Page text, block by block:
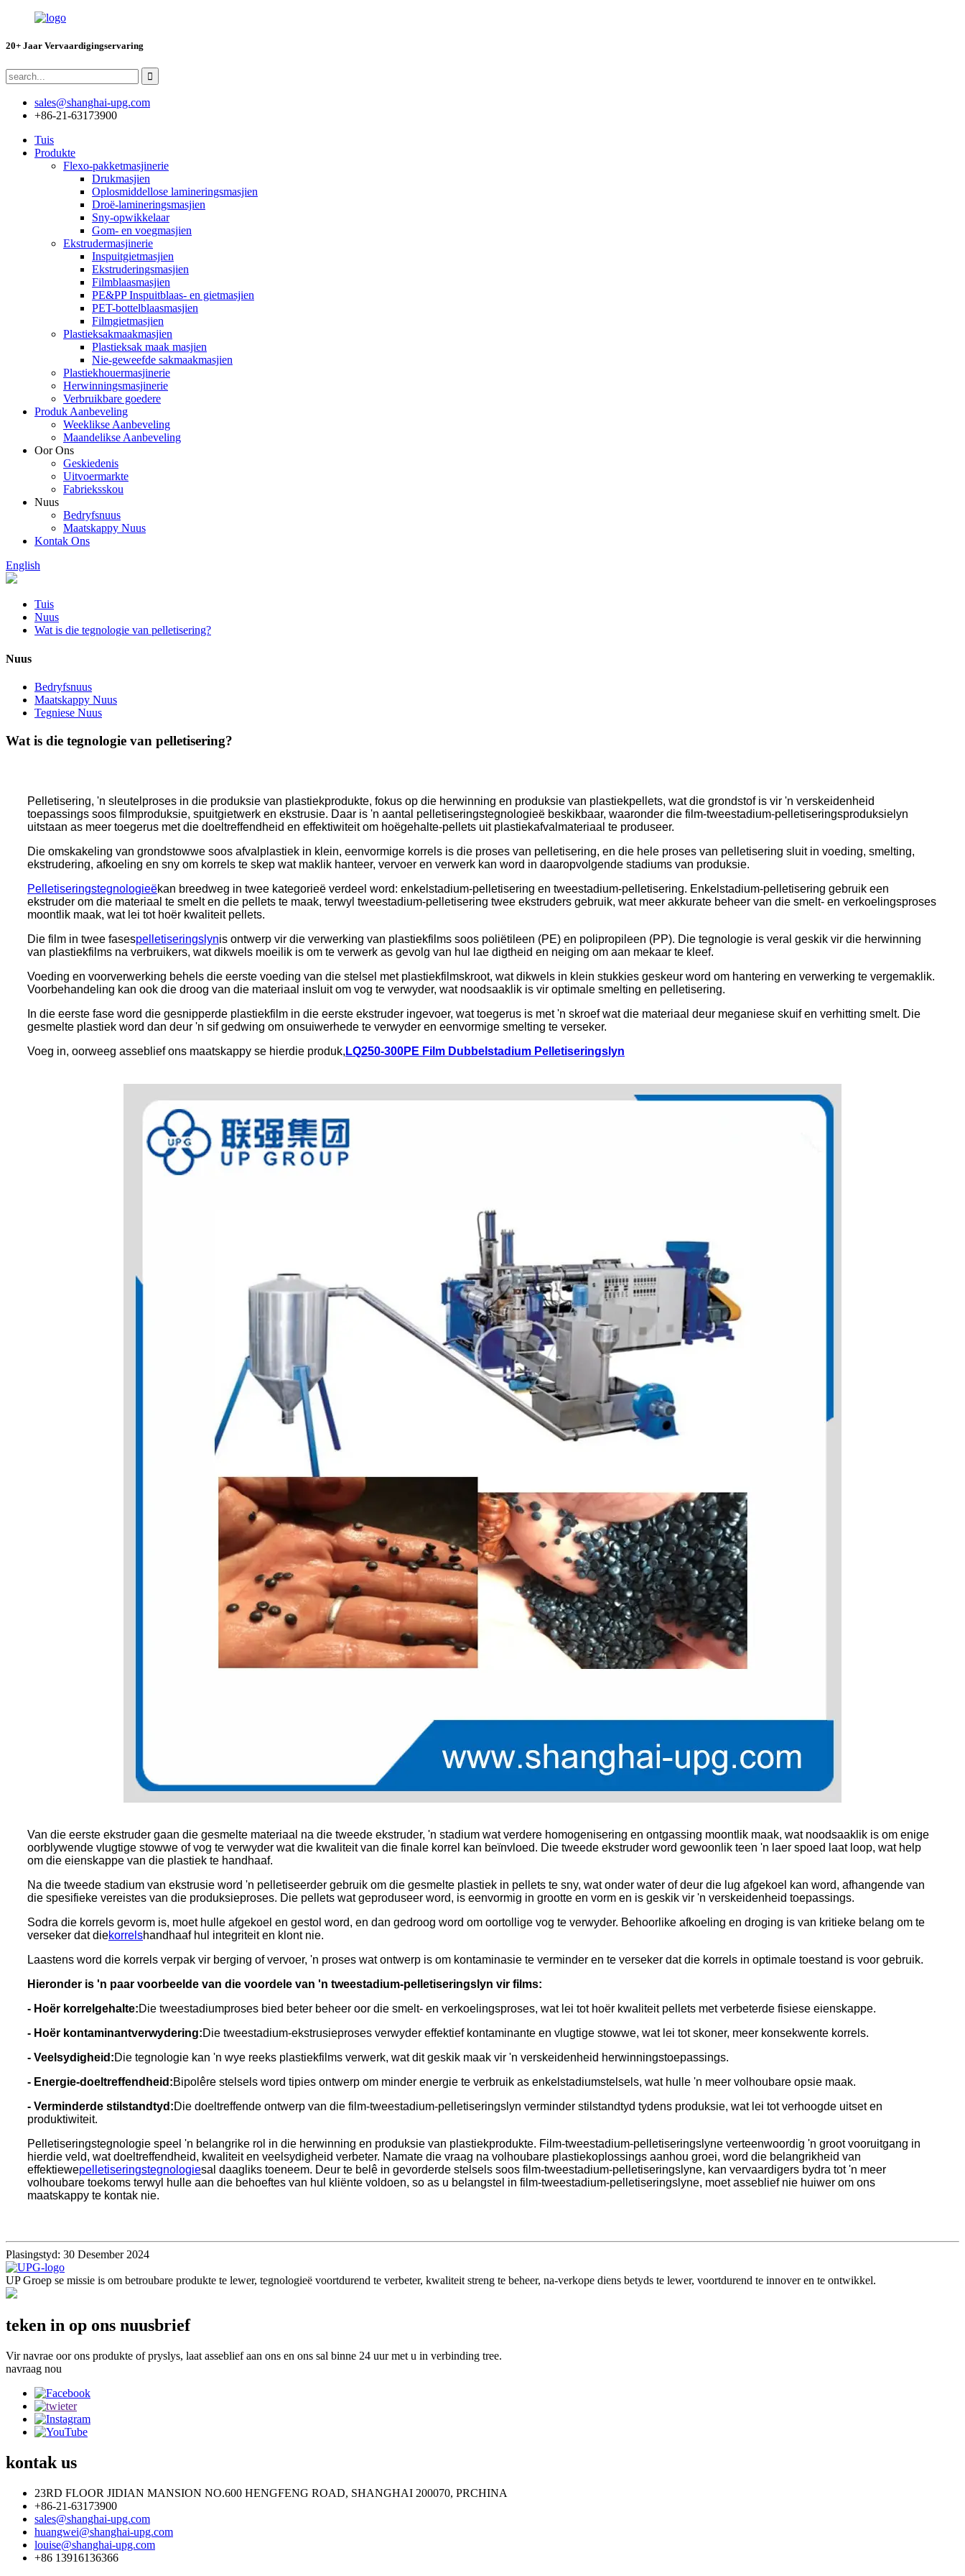
20+ Jaar Vervaardigingservaring
sales@shanghai-upg.com
+86-21-63173900
Tuis
Produkte
Flexo-pakketmasjinerie
Drukmasjien
Oplosmiddellose lamineringsmasjien
Droë-lamineringsmasjien
Sny-opwikkelaar
Gom- en voegmasjien
Ekstrudermasjinerie
Inspuitgietmasjien
Ekstruderingsmasjien
Filmblaasmasjien
PE&PP Inspuitblaas- en gietmasjien
PET-bottelblaasmasjien
Filmgietmasjien
Plastieksakmaakmasjien
Plastieksak maak masjien
Nie-geweefde sakmaakmasjien
Plastiekhouermasjinerie
Herwinningsmasjinerie
Verbruikbare goedere
Produk Aanbeveling
Weeklikse Aanbeveling
Maandelikse Aanbeveling
Oor Ons
Geskiedenis
Uitvoermarkte
Fabrieksskou
Nuus
Bedryfsnuus
Maatskappy Nuus
Kontak Ons
English
Tuis
Nuus
Wat is die tegnologie van pelletisering?
Nuus
Bedryfsnuus
Maatskappy Nuus
Tegniese Nuus
Wat is die tegnologie van pelletisering?
Pelletisering, 'n sleutelproses in die produksie van plastiekprodukte, fokus op die herwinning en produksie van plastiekpellets, wat die grondstof is vir 'n verskeidenheid
toepassings soos filmproduksie, spuitgietwerk en ekstrusie. Daar is 'n aantal pelletiseringstegnologieë beskikbaar, waaronder die film-tweestadium-pelletiseringsproduksielyn
uitstaan ​​as meer toegerus met die doeltreffendheid en effektiwiteit om hoëgehalte-pellets uit plastiekafvalmateriaal te produseer.
Die omskakeling van grondstowwe soos afvalplastiek in klein, eenvormige korrels is die proses van pelletisering, en die hele proses van pelletisering sluit in voeding, smelting,
ekstrudering, afkoeling en sny om korrels te skep wat maklik hanteer, vervoer en verwerk kan word in daaropvolgende stadiums van produksie.
Pelletiseringstegnologieëkan breedweg in twee kategorieë verdeel word: enkelstadium-pelletisering en tweestadium-pelletisering. Enkelstadium-pelletisering gebruik een
ekstruder om die materiaal te smelt en die pellets te maak, terwyl tweestadium-pelletisering twee ekstruders gebruik, wat meer akkurate beheer van die smelt- en verkoelingsproses
moontlik maak, wat lei tot hoër kwaliteit pellets.
Die film in twee fasespelletiseringslynis ontwerp vir die verwerking van plastiekfilms soos poliëtileen (PE) en polipropileen (PP). Die tegnologie is veral geskik vir die herwinning
van plastiekfilms na verbruikers, wat dikwels moeilik is om te verwerk as gevolg van hul lae digtheid en neiging om aan mekaar te kleef.
Voeding en voorverwerking behels die eerste voeding van die stelsel met plastiekfilmskroot, wat dikwels in klein stukkies geskeur word om hantering en verwerking te vergemaklik.
Voorbehandeling kan ook die droog van die materiaal insluit om vog te verwyder, wat noodsaaklik is vir optimale smelting en pelletisering.
In die eerste fase word die gesnipperde plastiekfilm in die eerste ekstruder ingevoer, wat toegerus is met 'n skroef wat die materiaal deur meganiese skuif en verhitting smelt. Die
gesmelte plastiek word dan deur 'n sif gedwing om onsuiwerhede te verwyder en eenvormige smelting te verseker.
Voeg in, oorweeg asseblief ons maatskappy se hierdie produk, LQ250-300PE Film Dubbelstadium Pelletiseringslyn
Van die eerste ekstruder gaan die gesmelte materiaal na die tweede ekstruder, 'n stadium wat verdere homogenisering en ontgassing moontlik maak, wat noodsaaklik is om enige
oorblywende vlugtige stowwe of vog te verwyder wat die kwaliteit van die finale korrel kan beïnvloed. Die tweede ekstruder word gewoonlik teen 'n laer spoed laat loop, wat help
om die eienskappe van die plastiek te handhaaf.
Na die tweede stadium van ekstrusie word 'n pelletiseerder gebruik om die gesmelte plastiek in pellets te sny, wat onder water of deur die lug afgekoel kan word, afhangende van
die spesifieke vereistes van die produksieproses. Die pellets wat geproduseer word, is eenvormig in grootte en vorm en is geskik vir 'n verskeidenheid toepassings.
Sodra die korrels gevorm is, moet hulle afgekoel en gestol word, en dan gedroog word om oortollige vog te verwyder. Behoorlike afkoeling en droging is van kritieke belang om te
verseker dat diekorrelshandhaaf hul integriteit en klont nie.
Laastens word die korrels verpak vir berging of vervoer, 'n proses wat ontwerp is om kontaminasie te verminder en te verseker dat die korrels in optimale toestand is voor gebruik.
Hieronder is 'n paar voorbeelde van die voordele van 'n tweestadium-pelletiseringslyn vir films:
- Hoër korrelgehalte:Die tweestadiumproses bied beter beheer oor die smelt- en verkoelingsproses, wat lei tot hoër kwaliteit pellets met verbeterde fisiese eienskappe.
- Hoër kontaminantverwydering:Die tweestadium-ekstrusieproses verwyder effektief kontaminante en vlugtige stowwe, wat lei tot skoner, meer konsekwente korrels.
- Veelsydigheid:Die tegnologie kan 'n wye reeks plastiekfilms verwerk, wat dit geskik maak vir 'n verskeidenheid herwinningstoepassings.
- Energie-doeltreffendheid:Bipolêre stelsels word tipies ontwerp om minder energie te verbruik as enkelstadiumstelsels, wat hulle 'n meer volhoubare opsie maak.
- Verminderde stilstandtyd:Die doeltreffende ontwerp van die film-tweestadium-pelletiseringslyn verminder stilstandtyd tydens produksie, wat lei tot verhoogde uitset en
produktiwiteit.
Pelletiseringstegnologie speel 'n belangrike rol in die herwinning en produksie van plastiekprodukte. Film-tweestadium-pelletiseringslyne verteenwoordig 'n groot vooruitgang in
hierdie veld, wat doeltreffendheid, kwaliteit en veelsydigheid verbeter. Namate die vraag na volhoubare plastiekoplossings aanhou groei, word die belangrikheid van
effektiewepelletiseringstegnologiesal daagliks toeneem. Deur te belê in gevorderde stelsels soos film-tweestadium-pelletiseringslyne, kan vervaardigers bydra tot 'n meer
volhoubare toekoms terwyl hulle aan die behoeftes van hul kliënte voldoen, so as u belangstel in film-tweestadium-pelletiseringslyne, moet asseblief nie huiwer om ons
maatskappy te kontak nie.
Plasingstyd: 30 Desember 2024
UP Groep se missie is om betroubare produkte te lewer, tegnologieë voortdurend te verbeter, kwaliteit streng te beheer, na-verkope diens betyds te lewer, voortdurend te innover en te ontwikkel.
teken in op ons nuusbrief
Vir navrae oor ons produkte of pryslys, laat asseblief aan ons en ons sal binne 24 uur met u in verbinding tree.
navraag nou
kontak us
23RD FLOOR JIDIAN MANSION NO.600 HENGFENG ROAD, SHANGHAI 200070, PRCHINA
+86-21-63173900
sales@shanghai-upg.com
huangwei@shanghai-upg.com
louise@shanghai-upg.com
+86 13916136366